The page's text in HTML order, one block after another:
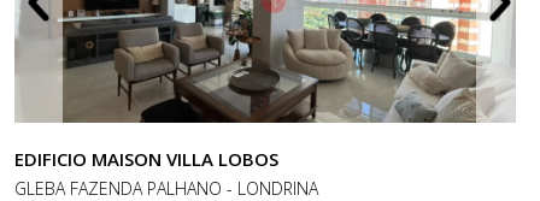
EDIFICIO MAISON VILLA LOBOS
GLEBA FAZENDA PALHANO - LONDRINA